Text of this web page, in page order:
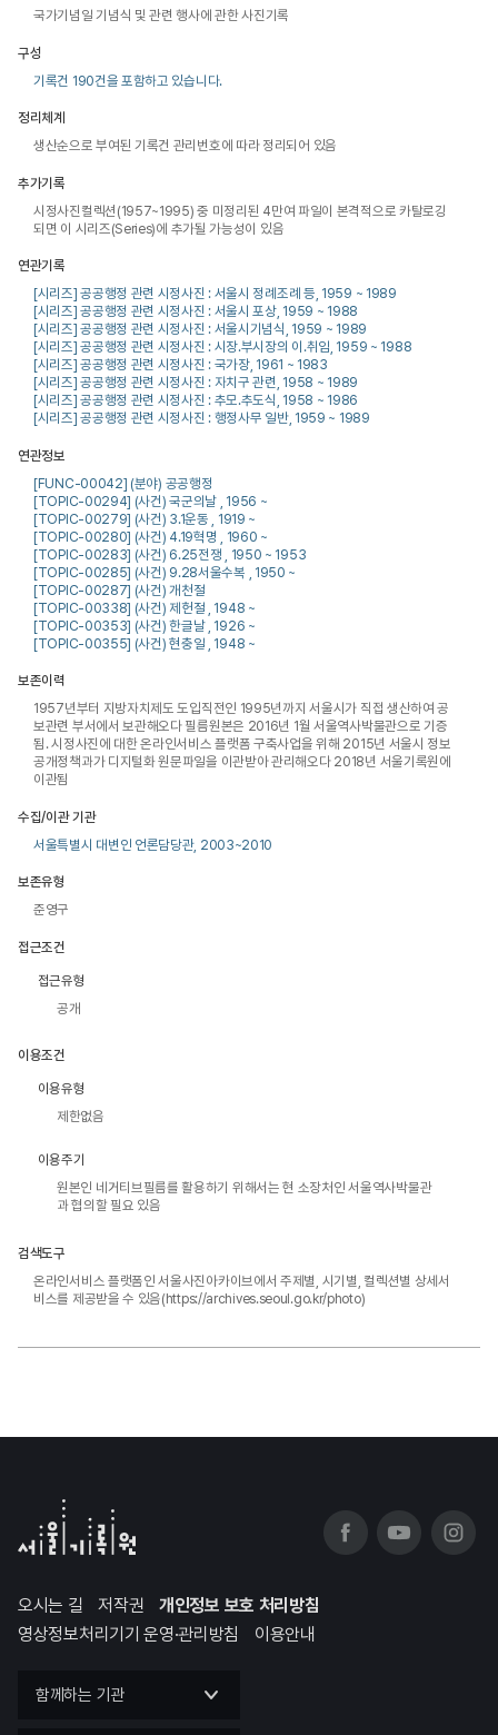
국가기념일 기념식 및 관련 행사에 관한 사진기록
구성
기록건 190건을 포함하고 있습니다.
정리체계
생산순으로 부여된 기록건 관리번호에 따라 정리되어 있음
추가기록
시정사진컬렉션(1957~1995) 중 미정리된 4만여 파일이 본격적으로 카탈로깅
되면 이 시리즈(Series)에 추가될 가능성이 있음
연관기록
[시리즈] 공공행정 관련 시정사진 : 서울시 정례조례 등, 1959 ~ 1989
[시리즈] 공공행정 관련 시정사진 : 서울시 포상, 1959 ~ 1988
[시리즈] 공공행정 관련 시정사진 : 서울시기념식, 1959 ~ 1989
[시리즈] 공공행정 관련 시정사진 : 시장.부시장의 이.취임, 1959 ~ 1988
[시리즈] 공공행정 관련 시정사진 : 국가장, 1961 ~ 1983
[시리즈] 공공행정 관련 시정사진 : 자치구 관련, 1958 ~ 1989
[시리즈] 공공행정 관련 시정사진 : 추모.추도식, 1958 ~ 1986
[시리즈] 공공행정 관련 시정사진 : 행정사무 일반, 1959 ~ 1989
연관정보
[FUNC-00042] (분야) 공공행정
[TOPIC-00294] (사건) 국군의날 , 1956 ~
[TOPIC-00279] (사건) 3.1운동 , 1919 ~
[TOPIC-00280] (사건) 4.19혁명 , 1960 ~
[TOPIC-00283] (사건) 6.25전쟁 , 1950 ~ 1953
[TOPIC-00285] (사건) 9.28서울수복 , 1950 ~
[TOPIC-00287] (사건) 개천절
[TOPIC-00338] (사건) 제헌절 , 1948 ~
[TOPIC-00353] (사건) 한글날 , 1926 ~
[TOPIC-00355] (사건) 현충일 , 1948 ~
보존이력
1957년부터 지방자치제도 도입직전인 1995년까지 서울시가 직접 생산하여 공
보관련 부서에서 보관해오다 필름원본은 2016년 1월 서울역사박물관으로 기증
됨. 시정사진에 대한 온라인서비스 플랫폼 구축사업을 위해 2015년 서울시 정보
공개정책과가 디지털화 원문파일을 이관받아 관리해오다 2018년 서울기록원에
이관됨
수집/이관 기관
서울특별시 대변인 언론담당관, 2003~2010
보존유형
준영구
접근조건
접근유형
공개
이용조건
이용유형
제한없음
이용주기
원본인 네거티브필름를 활용하기 위해서는 현 소장처인 서울역사박물관
과 협의할 필요 있음
검색도구
온라인서비스 플랫폼인 서울사진아카이브에서 주제별, 시기별, 컬렉션별 상세서
비스를 제공받을 수 있음(https://archives.seoul.go.kr/photo)
오시는 길 저작권
개인정보 보호 처리방침
영상정보처리기기 운영·관리방침
이용안내
함께하는 기관